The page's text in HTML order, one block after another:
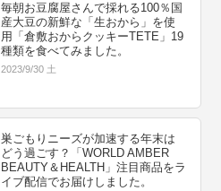
毎朝お豆腐屋さんで採れる100％国
産大豆の新鮮な「生おから」を使
用「倉敷おからクッキーTETE」19
種類を食べてみました。
2023/9/30 土
巣ごもりニーズが加速する年末は
どう過ごす？「WORLD AMBER
BEAUTY＆HEALTH」注目商品をラ
イブ配信でお届けしました。